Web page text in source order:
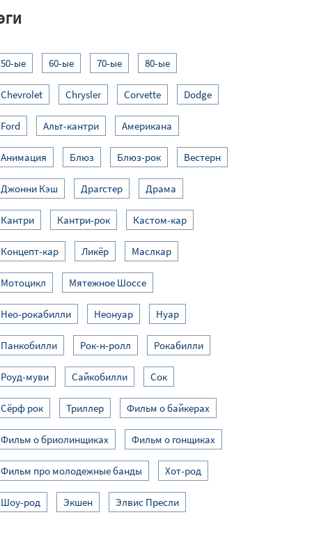
50-ые 60-ые 70-ые 80-ые
Chevrolet Chrysler Corvette Dodge
Ford Альт-кантри Американа
Анимация Блюз Блюз-рок Вестерн
Джонни Кэш Драгстер Драма
Кантри Кантри-рок Кастом-кар
Концепт-кар Ликёр Маслкар
Мотоцикл Мятежное Шоссе
Нео-рокабилли Неонуар Нуар
Панкобилли Рок-н-ролл Рокабилли
Роуд-муви Сайкобилли Сок
Сёрф рок Триллер Фильм о байкерах
Фильм о бриолинщиках Фильм о гонщиках
Фильм про молодежные банды Хот-род
Шоу-род Экшен Элвис Пресли